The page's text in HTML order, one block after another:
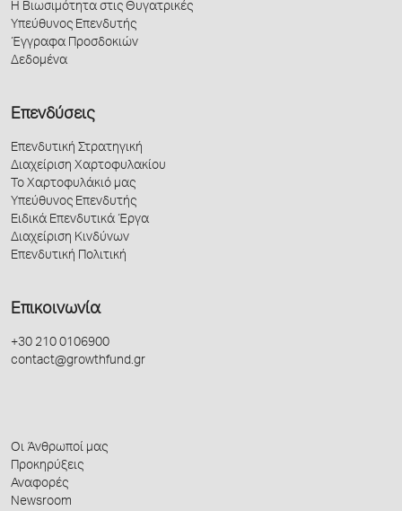
Η Βιωσιμότητα στις Θυγατρικές
Υπεύθυνος Επενδυτής
Έγγραφα Προσδοκιών
Δεδομένα
Επενδύσεις
Επενδυτική Στρατηγική
Διαχείριση Χαρτοφυλακίου
Το Χαρτοφυλάκιό μας
Υπεύθυνος Επενδυτής
Ειδικά Επενδυτικά Έργα
Διαχείριση Κινδύνων
Επενδυτική Πολιτική
Επικοινωνία
+30 210 0106900
contact@growthfund.gr
Οι Άνθρωποί μας
Προκηρύξεις
Αναφορές
Newsroom